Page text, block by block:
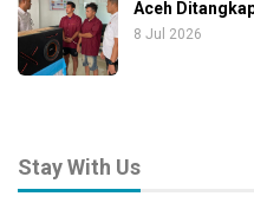
Aceh
8 Jul 2026
Stay With Us